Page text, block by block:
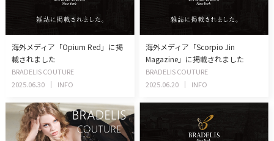
海外メディア「Opium Red」に掲
載されました
BRADELIS COUTURE
2025.06.30
INFO
海外メディア「Scorpio Jin
Magazine」に掲載されました
BRADELIS COUTURE
2025.06.20
INFO